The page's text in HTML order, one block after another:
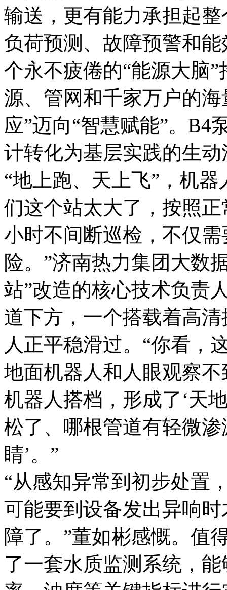
输送，更有能力承担起
负荷预测、故障预警和
个永不疲倦的“能源大脑
源、管网和千家万户的
应”迈向“智慧赋能”。 B4
计转化为基层实践的生动
“地上跑、天上飞”，机
们这个站太大了，按照
小时不间断巡检，不仅
险。”济南热力集团大数
站”改造的核心技术负责
道下方，一个搭载着高
人正平稳滑过。 “你看，
地面机器人和人眼观察不
机器人搭档，形成了‘天
松了、哪根管道有轻微
睛’。”
“从感知异常到初步处置
可能要到设备发出异响
障了。”董如彬感慨。值
了一套水质监测系统，